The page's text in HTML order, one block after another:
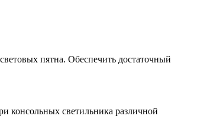
пятна. Обеспечить достаточный
светильника различной